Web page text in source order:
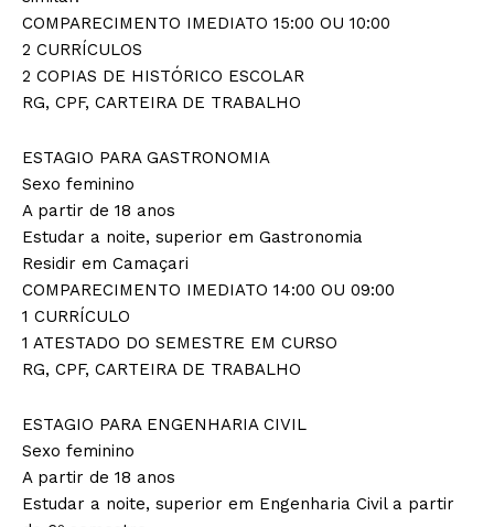
COMPARECIMENTO IMEDIATO 15:00 OU 10:00
2 CURRÍCULOS
2 COPIAS DE HISTÓRICO ESCOLAR
RG, CPF, CARTEIRA DE TRABALHO
ESTAGIO PARA GASTRONOMIA
Sexo feminino
A partir de 18 anos
Estudar a noite, superior em Gastronomia
Residir em Camaçari
COMPARECIMENTO IMEDIATO 14:00 OU 09:00
1 CURRÍCULO
1 ATESTADO DO SEMESTRE EM CURSO
RG, CPF, CARTEIRA DE TRABALHO
ESTAGIO PARA ENGENHARIA CIVIL
Sexo feminino
A partir de 18 anos
Estudar a noite, superior em Engenharia Civil a partir